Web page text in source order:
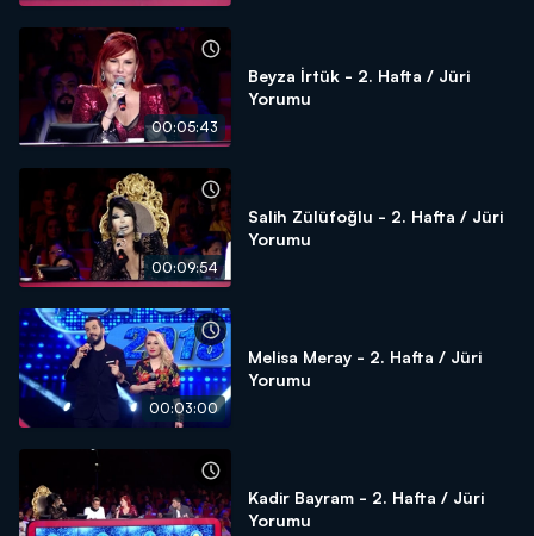
00:05:43
Beyza İrtük - 2. Hafta / Jüri
Yorumu
00:09:54
Salih Zülüfoğlu - 2. Hafta / Jüri
Yorumu
00:03:00
Melisa Meray - 2. Hafta / Jüri
Yorumu
Kadir Bayram - 2. Hafta / Jüri
Yorumu